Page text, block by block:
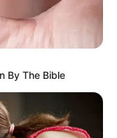
By The Bible